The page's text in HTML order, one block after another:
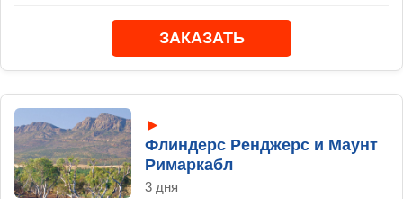
ЗАКАЗАТЬ
►
Флиндерс Ренджерс и Маунт
Римаркабл
3 дня